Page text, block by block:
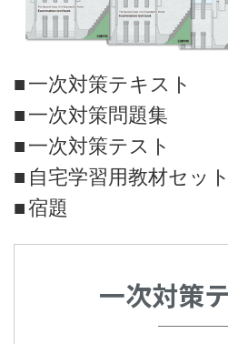
一次対策テキスト
一次対策問題集
一次対策テスト
自宅学習用教材セット
宿題
一次対策